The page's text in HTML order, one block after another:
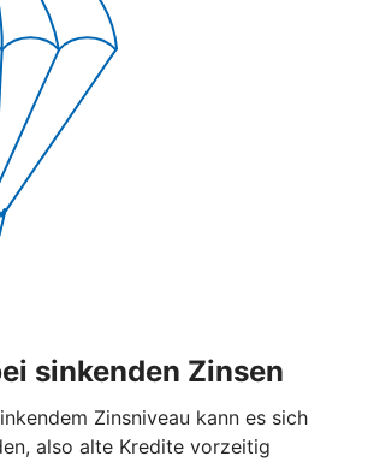
sinkenden Zinsen
Zinsniveau kann es sich
also alte Kredite vorzeitig